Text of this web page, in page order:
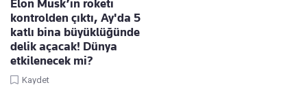
Elon Musk’ın roketi
kontrolden çıktı, Ay'da 5
katlı bina büyüklüğünde
delik açacak! Dünya
etkilenecek mi?
Kaydet